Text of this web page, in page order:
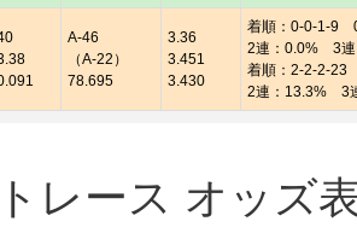
A-46
（A-22）
78.695
3.36
3.451
3.430
着順：0-0-1-9
2連：0.0% 3連
着順：2-2-2-
2連：13.3% 3
レース オッズ